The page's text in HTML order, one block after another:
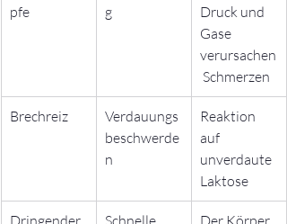
pfe
g
Druck und
Gase
verursachen
Schmerzen
Brechreiz
Verdauungs
beschwerde
n
Reaktion
auf
unverdaute
Laktose
Dringender Schnelle Der Körper